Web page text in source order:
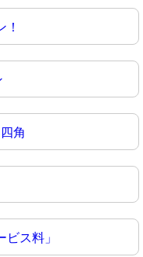
！
角
ビス料」